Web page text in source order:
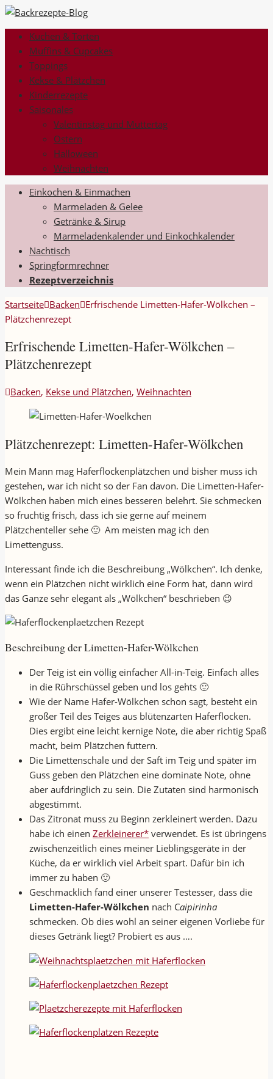
Kuchen & Torten
Muffins & Cupcakes
Toppings
Kekse & Plätzchen
Kinderrezepte
Saisonales
Valentinstag und Muttertag
Ostern
Halloween
Weihnachten
Einkochen & Einmachen
Marmeladen & Gelee
Getränke & Sirup
Marmeladenkalender und Einkochkalender
Nachtisch
Springformrechner
Rezeptverzeichnis
Startseite Backen Erfrischende Limetten-Hafer-Wölkchen –
Plätzchenrezept
Erfrischende Limetten-Hafer-Wölkchen –
Plätzchenrezept
Backen, Kekse und Plätzchen, Weihnachten
Plätzchenrezept: Limetten-Hafer-Wölkchen
Mein Mann mag Haferflockenplätzchen und bisher muss ich
gestehen, war ich nicht so der Fan davon. Die Limetten-Hafer-
Wölkchen haben mich eines besseren belehrt. Sie schmecken
so fruchtig frisch, dass ich sie gerne auf meinem
Plätzchenteller sehe 🙂 Am meisten mag ich den
Limettenguss.
Interessant finde ich die Beschreibung „Wölkchen“. Ich denke,
wenn ein Plätzchen nicht wirklich eine Form hat, dann wird
das Ganze sehr elegant als „Wölkchen“ beschrieben 😉
Beschreibung der Limetten-Hafer-Wölkchen
Der Teig ist ein völlig einfacher All-in-Teig. Einfach alles
in die Rührschüssel geben und los gehts 🙂
Wie der Name Hafer-Wölkchen schon sagt, besteht ein
großer Teil des Teiges aus blütenzarten Haferflocken.
Dies ergibt eine leicht kernige Note, die aber richtig Spaß
macht, beim Plätzchen futtern.
Die Limettenschale und der Saft im Teig und später im
Guss geben den Plätzchen eine dominate Note, ohne
aber aufdringlich zu sein. Die Zutaten sind harmonisch
abgestimmt.
Das Zitronat muss zu Beginn zerkleinert werden. Dazu
habe ich einen Zerkleinerer* verwendet. Es ist übringens
zwischenzeitlich eines meiner Lieblingsgeräte in der
Küche, da er wirklich viel Arbeit spart. Dafür bin ich
immer zu haben 🙂
Geschmacklich fand einer unserer Testesser, dass die
Limetten-Hafer-Wölkchen nach Caipirinha
schmecken. Ob dies wohl an seiner eigenen Vorliebe für
dieses Getränk liegt? Probiert es aus ….